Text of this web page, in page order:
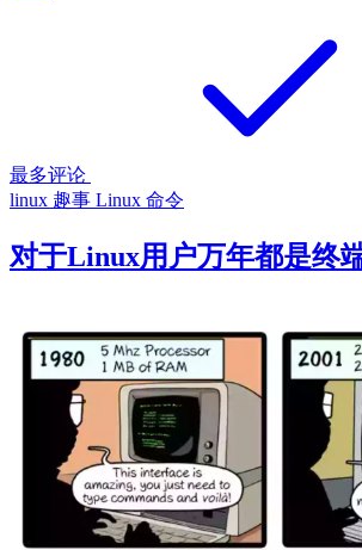
最多评论
linux 趣事 Linux 命令
对于Linux用户万年都是终